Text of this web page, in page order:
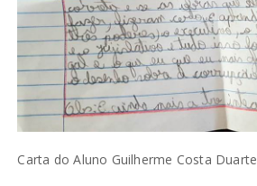
Carta do Aluno Guilherme Costa Duarte